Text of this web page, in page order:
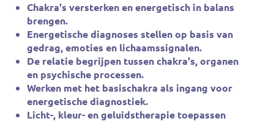
Chakra's versterken en energetisch in balans
brengen.
Energetische diagnoses stellen op basis van
gedrag, emoties en lichaamssignalen.
De relatie begrijpen tussen chakra's, organen
en psychische processen.
Werken met het basischakra als ingang voor
energetische diagnostiek.
Licht-, kleur- en geluidstherapie toepassen